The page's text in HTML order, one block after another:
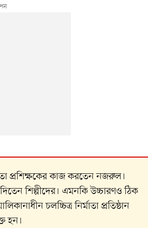
প্রশিক্ষকের কাজ করতেন নজরুল।
শিল্পীদের। এমনকি উচ্চারণও ঠিক
চলচ্চিত্র নির্মাতা প্রতিষ্ঠান
হন।